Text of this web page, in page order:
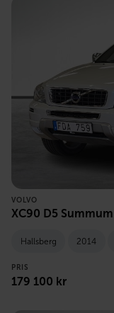
VOLVO
XC90 D5
Hallsberg 2014
PRIS
179 100 kr